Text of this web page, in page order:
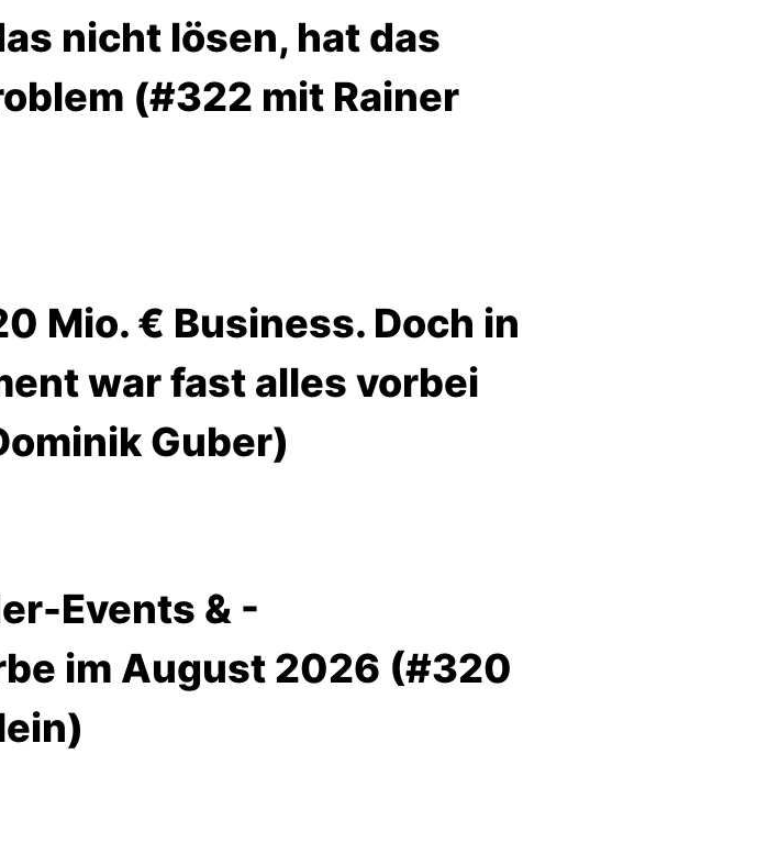
nicht lösen, hat das
(#322 mit Rainer
Mio. € Business. Doch in
war fast alles vorbei
Guber)
Events & -
im August 2026 (#320